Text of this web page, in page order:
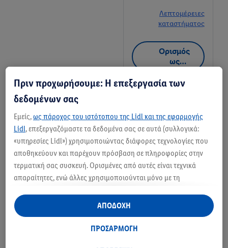
Λεπτομέρειες
καταστήματος
Ορισμός
ως
ο
Makedonias 60,
562 24 Evosmos
+ 2
Λεπτομέρειες
καταστήματος
ως
Πριν προχωρήσουμε: Η επεξεργασία των
δεδομένων σας
Εμείς,ως πάροχος του ιστότοπου της Lidl και της εφαρμογής
Lidl, επεξεργαζόμαστε τα δεδομένα σας σε αυτά (συλλογικά:
«υπηρεσίες Lidl») χρησιμοποιώντας διάφορες τεχνολογίες που
αποθηκεύουν και παρέχουν πρόσβαση σε πληροφορίες στην
τερματική σας συσκευή. Ορισμένες από αυτές είναι τεχνικά
απαραίτητες, ενώ άλλες χρησιμοποιούνται μόνο με τη
δημιουργία στατιστικών στοιχείων ή για εξατομικευμένη
διαφήμιση εντός και εκτός των υπηρεσιών Lidl. Εάν
συμμετέχετε στο πρόγραμμα Lidl Plus, δεδομένα που αφορούν
ΠΡΟΣΑΡΜΟΓΗ
ΑΠΟΔΟΧΗ